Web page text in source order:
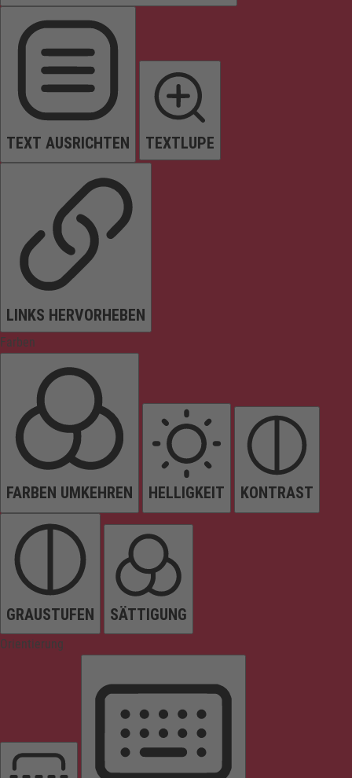
TEXT AUSRICHTEN TEXTLUPE
LINKS HERVORHEBEN
Farben
FARBEN UMKEHREN HELLIGKEIT KONTRAST
GRAUSTUFEN SÄTTIGUNG
Orientierung